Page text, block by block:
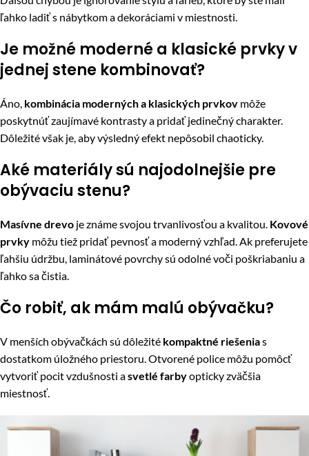
ľahko ladiť s nábytkom a dekoráciami v miestnosti.
Je možné moderné a klasické prvky v
jednej stene kombinovať?
Áno, kombinácia moderných a klasických prvkov môže
poskytnúť zaujímavé kontrasty a pridať jedinečný charakter.
Dôležité však je, aby výsledný efekt nepôsobil chaoticky.
Aké materiály sú najodolnejšie pre
obývaciu stenu?
Masívne drevo je známe svojou trvanlivosťou a kvalitou. Kovové
prvky môžu tiež pridať pevnosť a moderný vzhľad. Ak preferujete
ľahšiu údržbu, laminátové povrchy sú odolné voči poškriabaniu a
ľahko sa čistia.
Čo robiť, ak mám malú obývačku?
V menších obývačkách sú dôležité kompaktné riešenias
dostatkom úložného priestoru. Otvorené police môžu pomôcť
vytvoriť pocit vzdušnosti asvetlé farbyopticky zväčšia
miestnosť.